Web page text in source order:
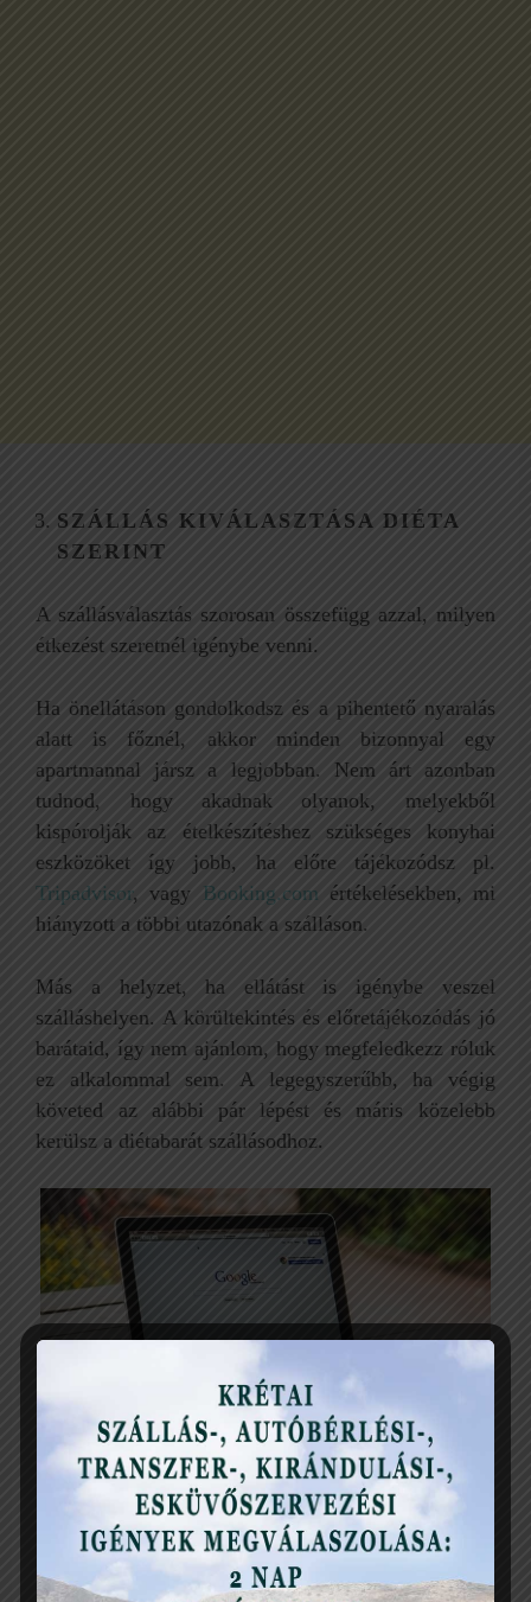
SZÁLLÁS KIVÁLASZTÁSA DIÉTA
SZERINT
A szállásválasztás szorosan összefügg azzal, milyen
étkezést szeretnél igénybe venni.
Ha önellátáson gondolkodsz és a pihentető nyaralás
alatt is főznél, akkor minden bizonnyal egy
apartmannal jársz a legjobban. Nem árt azonban
tudnod, hogy akadnak olyanok, melyekből
kispórolják az ételkészítéshez szükséges konyhai
eszközöket így jobb, ha előre tájékozódsz pl.
Tripadvisor, vagy Booking.com értékelésekben, mi
hiányzott a többi utazónak a szálláson.
Más a helyzet, ha ellátást is igénybe veszel
szálláshelyen. A körültekintés és előretájékozódás jó
barátaid, így nem ajánlom, hogy megfeledkezz róluk
ez alkalommal sem. A legegyszerűbb, ha végig
követed az alábbi pár lépést és máris közelebb
kerülsz a diétabarát szállásodhoz.
Szállás-, étterem keresés utazáshoz a Google segítségével
(Forrás: Pixabay)